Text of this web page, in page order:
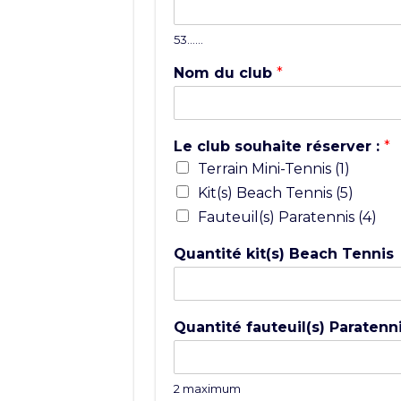
53……
Nom du club *
Le club souhaite réserver : *
Terrain Mini-Tennis (1)
Kit(s) Beach Tennis (5)
Fauteuil(s) Paratennis (4)
Quantité kit(s) Beach Tennis
Quantité fauteuil(s)
2 maximum